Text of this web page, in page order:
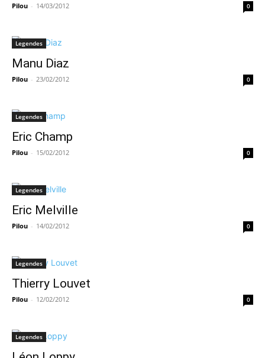
Pilou - 14/03/2012 0
Legendes
Manu Diaz
Pilou - 23/02/2012 0
Legendes
Eric Champ
Pilou - 15/02/2012 0
Legendes
Eric Melville
Pilou - 14/02/2012 0
Legendes
Thierry Louvet
Pilou - 12/02/2012 0
Legendes